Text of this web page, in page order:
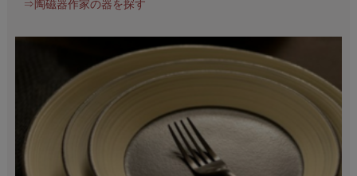
⇒陶磁器作家の器を探す